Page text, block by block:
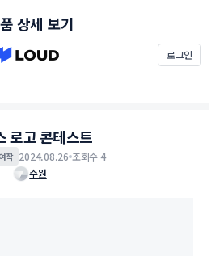
로그인
상세 보기
로고 콘테스트
작 2024.08.26 조회수 4
수원